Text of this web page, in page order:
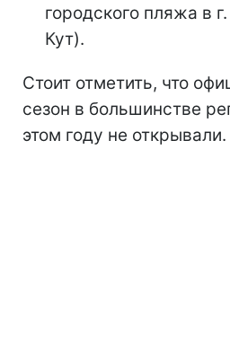
городского пляжа в
Кут).
Стоит отметить, что
сезон в большинстве
этом году не открывали.